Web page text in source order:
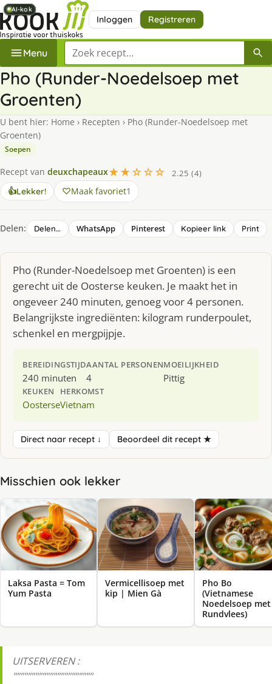
Inloggen Registreren
Menu Zoek een recept
Pho (Runder-Noedelsoep met
Groenten)
U bent hier: Home › Recepten › Pho (Runder-Noedelsoep met
Groenten)
Soepen
Recept van deuxchapeaux★★☆☆☆
2.25 (4)
👍Lekker! Maak favoriet1
Delen: Delen… WhatsApp Pinterest Kopieer link Print
Pho (Runder-Noedelsoep met Groenten) is een
gerecht uit de Oosterse keuken. Je maakt het in
ongeveer 240 minuten, genoeg voor 4 personen.
Belangrijkste ingrediënten: kilogram runderpoulet,
schenkel en mergpijpje.
BEREIDINGSTIJD
240 minuten
AANTAL PERSONEN
4
MOEILIJKHEID
Pittig
KEUKEN
Oosterse
HERKOMST
Vietnam
Direct naar recept ↓ Beoordeel dit recept ★
Misschien ook lekker
AI-kok
Laksa Pasta = Tom
Yum Pasta
Vermicellisoep met
kip | Mien Gà
AI-kok
Pho Bo
(Vietnamese
Noedelsoep met
Rundvlees)
AI-kok
AI-kok
AI-kok
UITSERVEREN :
""""""""""""""""""""""